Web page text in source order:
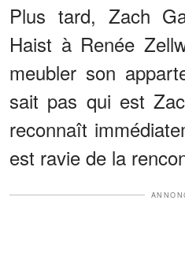
Plus tard, Zach
Haist à Renée
meubler son
sait pas qui est
reconnaît
est ravie de la